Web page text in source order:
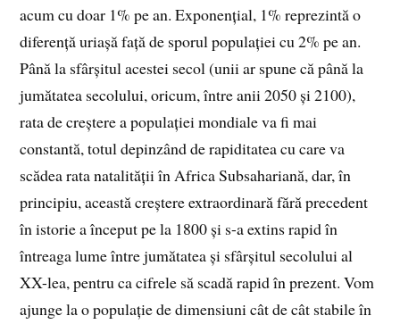
acum cu doar 1% pe an. Exponențial, 1% reprezintă o
diferență uriașă față de sporul populației cu 2% pe an.
Până la sfârșitul acestei secol (unii ar spune că până la
jumătatea secolului, oricum, între anii 2050 și 2100),
rata de creștere a populației mondiale va fi mai
constantă, totul depinzând de rapiditatea cu care va
scădea rata natalității în Africa Subsahariană, dar, în
principiu, această creștere extraordinară fără precedent
în istorie a început pe la 1800 și s-a extins rapid în
întreaga lume între jumătatea și sfârșitul secolului al
XX-lea, pentru ca cifrele să scadă rapid în prezent. Vom
ajunge la o populație de dimensiuni cât de cât stabile în